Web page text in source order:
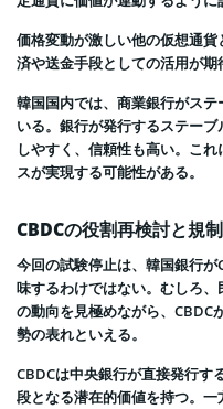
価格変動が激しい他の仮想通
済や送金手段としての活用が期
韓国国内では、商業銀行がス
いる。銀行が発行するステー
しやすく、信頼性も高い。こ
スが実現する可能性がある。
CBDCの役割再検討と規
今回の試験停止は、韓国銀行
味するわけではない。むしろ
の動向を見極めながら、CBDC
勢の表れといえる。
CBDCは中央銀行が直接発行す
段となる潜在的価値を持つ。